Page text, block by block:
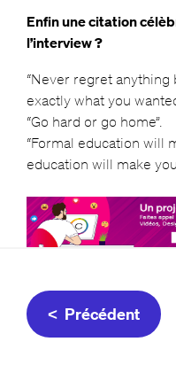
Enfin une citation
l’interview ?
“Never regret
exactly what you
“Go hard or go home”.
“Formal education will
education will make
< Précédent